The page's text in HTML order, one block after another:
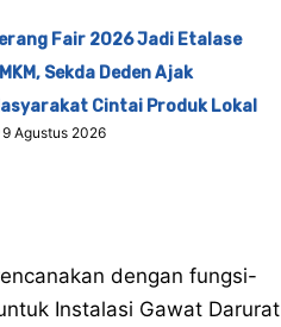
Fair 2026 Jadi Etalase
Sekda Deden Ajak
Cintai Produk Lokal
9 Agustus 2026
dengan fungsi-
Instalasi Gawat Darurat